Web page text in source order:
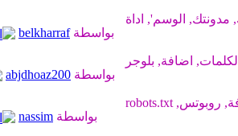
بواسطةbelkharraf
بواسطة abjdhoaz200
بواسطة nassim